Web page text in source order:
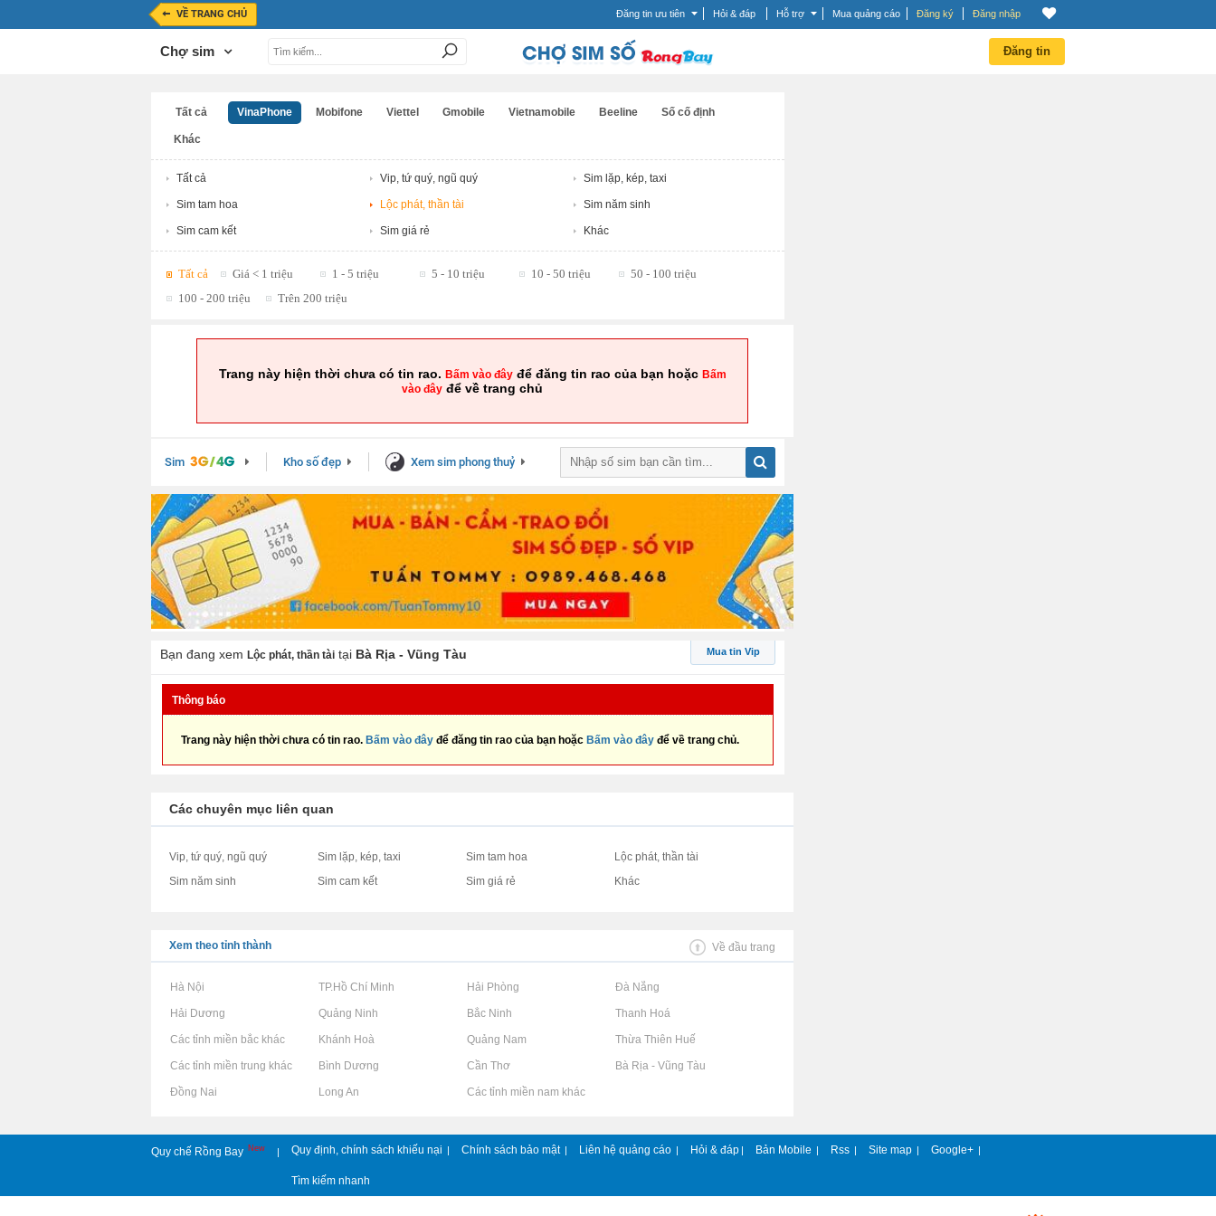
VỀ TRANG CHỦ Đăng tin ưu tiên Hỏi & đáp Hỗ trợ Mua quảng cáo Đăng ký Đăng nhập
Chợ sim Đăng tin
Tất cả VinaPhone Mobifone Viettel Gmobile Vietnamobile Beeline Số cố định
Khác
Tất cả Vip, tứ quý, ngũ quý Sim lặp, kép, taxi
Sim tam hoa Lộc phát, thần tài Sim năm sinh
Sim cam kết Sim giá rẻ Khác
Tất cả Giá < 1 triệu 1 - 5 triệu 5 - 10 triệu 10 - 50 triệu
50 - 100 triệu
100 - 200 triệu
Trên 200 triệu
Trang này hiện thời chưa có tin rao. Bấm vào đâyđể đăng tin rao của bạn hoặc Bấm
vào đây để về trang chủ
Sim Kho số đẹp Xem sim phong thuỷ
Bạn đang xem Lộc phát, thần tài tại Bà Rịa - Vũng Tàu Mua tin Vip
Thông báo
Trang này hiện thời chưa có tin rao. Bấm vào đây để đăng tin rao của bạn hoặc Bấm vào đây để về trang chủ.
Các chuyên mục liên quan
Vip, tứ quý, ngũ quý Sim lặp, kép, taxi Sim tam hoa
Lộc phát, thần tài
Sim năm sinh
Sim cam kết Sim giá rẻ Khác
Xem theo tỉnh thành Về đầu trang
Rao vặt tại Hà Nội Rao vặt tại TP.Hồ Chí Minh Rao vặt tại Hải Phòng Rao vặt tại Đà Nẵng
Rao vặt tại Hải Dương Rao vặt tại Quảng Ninh Rao vặt tại Bắc Ninh Rao vặt tại Thanh Hoá
Rao vặt tại Các tỉnh miền bắc khácRao vặt tại Khánh Hoà Rao vặt tại Quảng Nam Rao vặt tại Thừa Thiên Huế
Rao vặt tại Các tỉnh miền trung khácRao vặt tại Bình Dương Rao vặt tại Cần Thơ Rao vặt tại Bà Rịa - Vũng Tàu
Rao vặt tại Đồng Nai Rao vặt tại Long An Rao vặt tại Các tỉnh miền nam khác
Quy chế Rồng Bay New | Quy định, chính sách khiếu nại | Chính sách bảo mật | Liên hệ quảng cáo | Hỏi & đáp | Bản Mobile | Rss | Site map | Google+ |
Tìm kiếm nhanh